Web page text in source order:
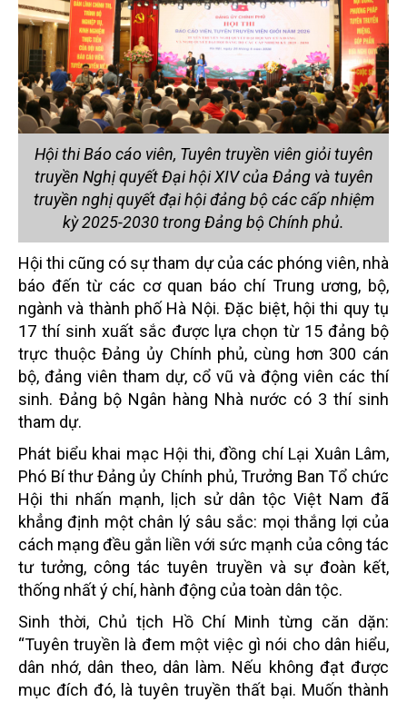
Hội thi Báo cáo viên, Tuyên truyền viên giỏi tuyên
truyền Nghị quyết Đại hội XIV của Đảng và tuyên
truyền nghị quyết đại hội đảng bộ các cấp nhiệm
kỳ 2025-2030 trong Đảng bộ Chính phủ.
Hội thi cũng có sự tham dự của các phóng viên, nhà
báo đến từ các cơ quan báo chí Trung ương, bộ,
ngành và thành phố Hà Nội. Đặc biệt, hội thi quy tụ
17 thí sinh xuất sắc được lựa chọn từ 15 đảng bộ
trực thuộc Đảng ủy Chính phủ, cùng hơn 300 cán
bộ, đảng viên tham dự, cổ vũ và động viên các thí
sinh. Đảng bộ Ngân hàng Nhà nước có 3 thí sinh
tham dự.
Phát biểu khai mạc Hội thi, đồng chí Lại Xuân Lâm,
Phó Bí thư Đảng ủy Chính phủ, Trưởng Ban Tổ chức
Hội thi nhấn mạnh, lịch sử dân tộc Việt Nam đã
khẳng định một chân lý sâu sắc: mọi thắng lợi của
cách mạng đều gắn liền với sức mạnh của công tác
tư tưởng, công tác tuyên truyền và sự đoàn kết,
thống nhất ý chí, hành động của toàn dân tộc.
Sinh thời, Chủ tịch Hồ Chí Minh từng căn dặn:
“Tuyên truyền là đem một việc gì nói cho dân hiểu,
dân nhớ, dân theo, dân làm. Nếu không đạt được
mục đích đó, là tuyên truyền thất bại. Muốn thành